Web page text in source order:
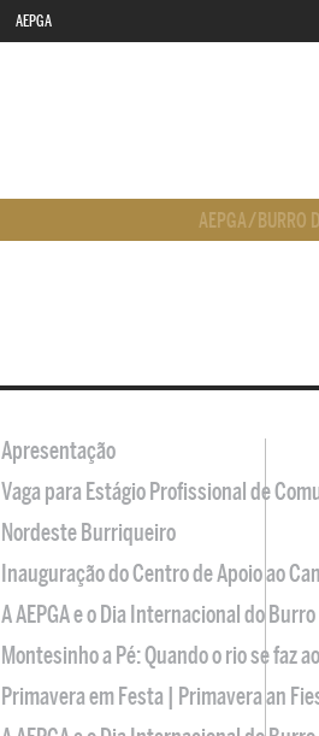
AEPGA
AEPGA/ BURRO
Apresentação
Vaga para Estágio Profissional de
Nordeste Burriqueiro
Inauguração do Centro de Apoio ao
A AEPGA e o Dia Internacional do Burro
Montesinho a Pé: Quando o rio se faz
Primavera em Festa | Primavera an